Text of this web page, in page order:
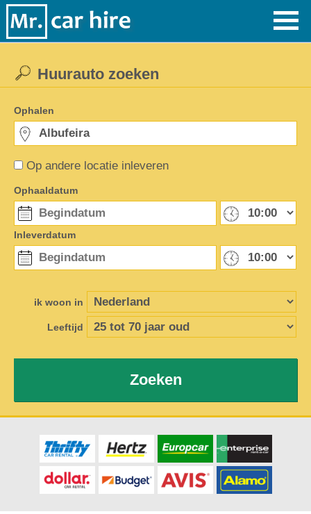
Op andere locatie inleveren
Huurauto zoeken
Ophalen
Ophaaldatum
Inleverdatum
ik woon in
Leeftijd
Zoeken